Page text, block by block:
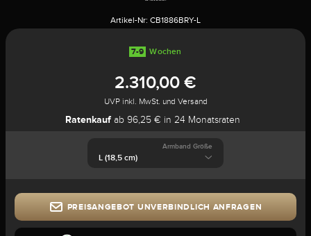
Artikel-Nr: CB1886BRY-L
7-9 Wochen
2.310,00 €
UVP inkl. MwSt. und Versand
Ratenkauf ab 96,25 € in 24 Monatsraten
Armband Größe
PREISANGEBOT UNVERBINDLICH ANFRAGEN